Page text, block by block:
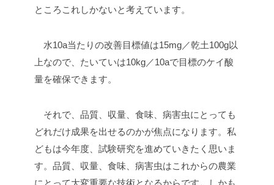
ところこれしかないと考えています。
水10a当たりの改善目標値は15mg／乾土100g以
上なので、たいていは10kg／10aで目標のケイ酸
量を確保できます。
それで、品質、収量、食味、病害虫にとっても
どれだけ成果を出せるのかが焦点になります。私
どもは今年度、試験研究を進めていきたく思いま
す。品質、収量、食味、病害虫はこれからの農業
にとって大変重要な技術となるからです。しかも